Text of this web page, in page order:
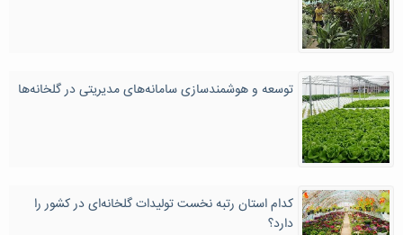
توسعه و هوشمندسازی سامانه‌های مدیریتی در گلخانه‌ها
کدام استان رتبه نخست تولیدات گلخانه‌ای در کشور را
دارد؟